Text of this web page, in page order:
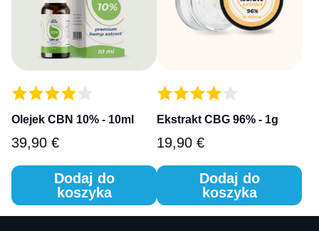
Olejek CBN 10% - 10ml
39,90 €
Dodaj do
koszyka
Ekstrakt CBG 96% - 1g
19,90 €
Dodaj do
koszyka